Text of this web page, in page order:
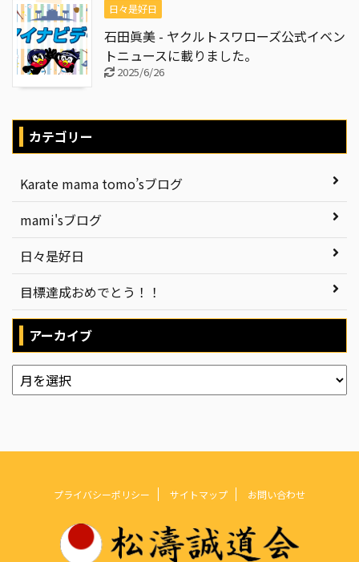
日々是好日
石田眞美 - ヤクルトスワローズ公式イベン
トニュースに載りました。
2025/6/26
カテゴリー
Karate mama tomo’sブログ
mami'sブログ
日々是好日
目標達成おめでとう！！
アーカイブ
プライバシーポリシー サイトマップ お問い合わせ